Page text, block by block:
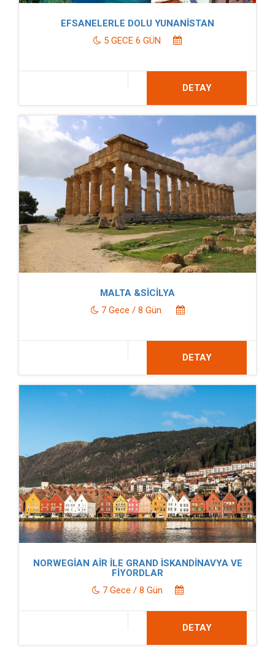
EFSANELERLE DOLU YUNANİSTAN
5 GECE 6 GÜN
DETAY
MALTA &SİCİLYA
7 Gece / 8 Gün
DETAY
NORWEGİAN AİR İLE GRAND İSKANDİNAVYA VE
FİYORDLAR
7 Gece / 8 Gün
DETAY